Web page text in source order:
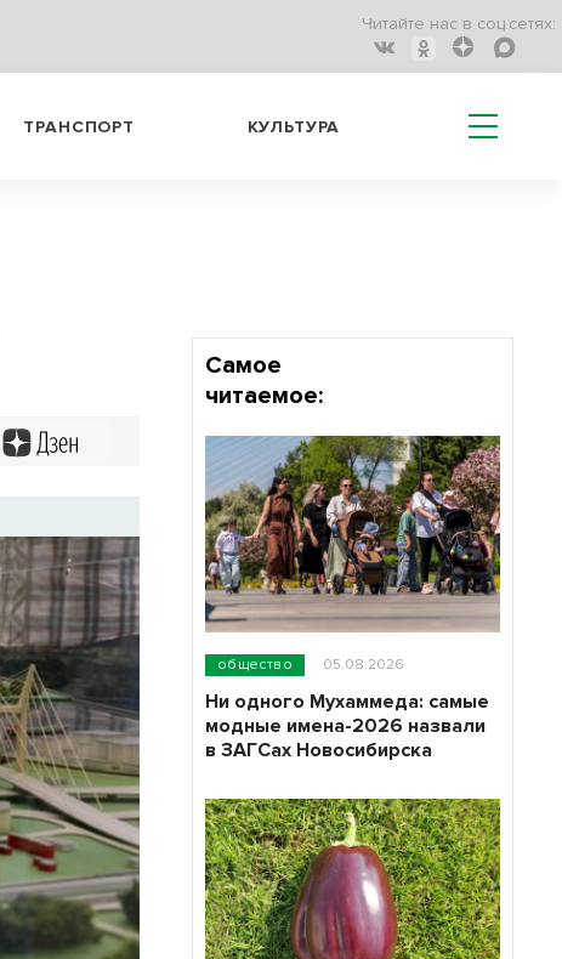
Читайте нас в соц.сетях:
ТРАНСПОРТ КУЛЬТУРА
Самое
читаемое:
общество 05.08.2026
Ни одного Мухаммеда: самые
модные имена-2026 назвали
в ЗАГСах Новосибирска